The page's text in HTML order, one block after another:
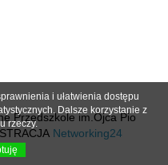
Przedszkole im.Ojca Pio
Networking24
i ułatwienia dostępu
Dalsze korzystanie z
rzeczy.